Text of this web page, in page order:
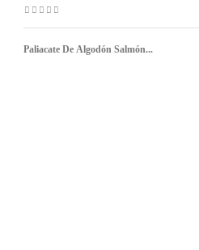
Paliacate De Algodón Salmón...